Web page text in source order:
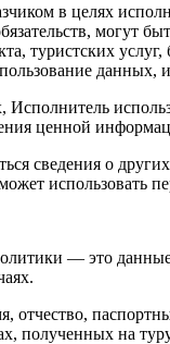
в целях
могут
туристских
ценной
сведения о
использовать
— это
полученных на